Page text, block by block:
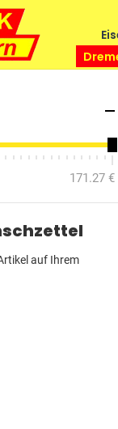
171.27 €
auf Ihrem